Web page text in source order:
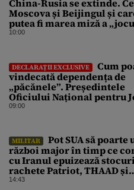
China-Rusia se extinde.
Moscova și Beijingul și
putea fi marea miză a
10:00
DECLARAȚII EXCLUSIVE
Cum
vindecată dependența de
„păcănele”. Președintele
Oficiului Național pentru
de Noroc propune o
unică
09:00
MILITAR
Pot SUA să poarte
război major în timp ce
cu Iranul epuizează
rachete Patriot, THAAD și
Tomahawk?
14:43